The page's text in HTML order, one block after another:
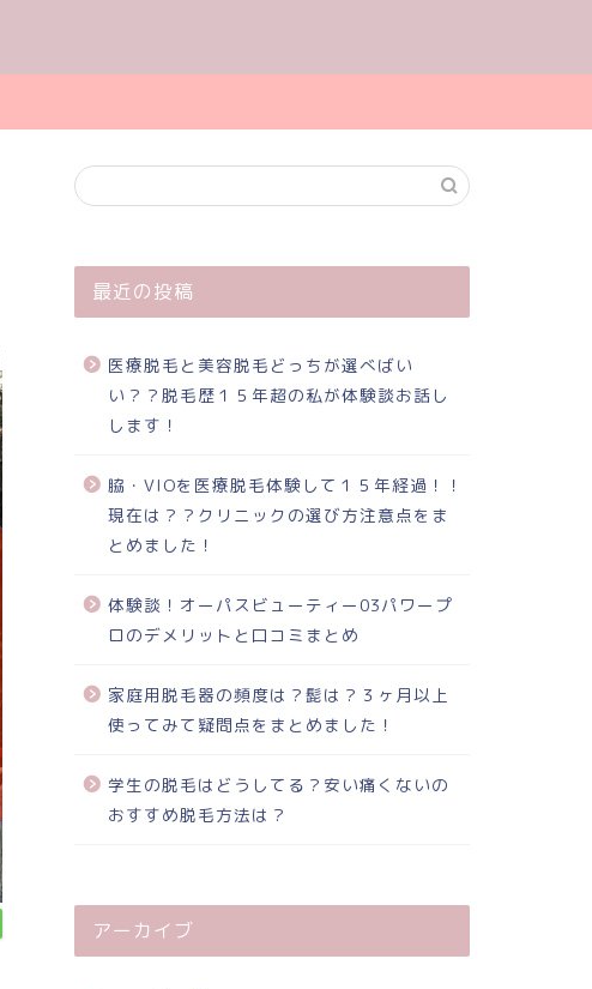
最近の投稿
医療脱毛と美容脱毛どっちが選べばい
い？？脱毛歴１５年超の私が体験談お話し
します！
脇・VIOを医療脱毛体験して１５年経過！！
現在は？？クリニックの選び方注意点をま
とめました！
体験談！オーパスビューティー03パワープ
ロのデメリットと口コミまとめ
家庭用脱毛器の頻度は？髭は？３ヶ月以上
使ってみて疑問点をまとめました！
学生の脱毛はどうしてる？安い痛くないの
おすすめ脱毛方法は？
アーカイブ